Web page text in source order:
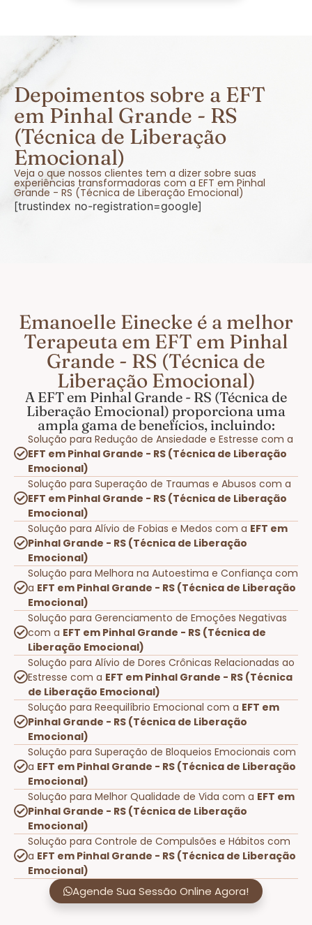
Depoimentos sobre a EFT
em Pinhal Grande - RS
(Técnica de Liberação
Emocional)
Veja o que nossos clientes tem a dizer sobre suas
experiências transformadoras com a EFT em Pinhal
Grande - RS (Técnica de Liberação Emocional)
[trustindex no-registration=google]
Emanoelle Einecke é a melhor
Terapeuta em EFT em Pinhal
Grande - RS (Técnica de
Liberação Emocional)
A EFT em Pinhal Grande - RS (Técnica de
Liberação Emocional) proporciona uma
ampla gama de benefícios, incluindo:
Solução para Redução de Ansiedade e Estresse com a
EFT em Pinhal Grande - RS (Técnica de Liberação
Emocional)
Solução para Superação de Traumas e Abusos com a
EFT em Pinhal Grande - RS (Técnica de Liberação
Emocional)
Solução para Alívio de Fobias e Medos com a EFT em
Pinhal Grande - RS (Técnica de Liberação
Emocional)
Solução para Melhora na Autoestima e Confiança com
a EFT em Pinhal Grande - RS (Técnica de Liberação
Emocional)
Solução para Gerenciamento de Emoções Negativas
com a EFT em Pinhal Grande - RS (Técnica de
Liberação Emocional)
Solução para Alívio de Dores Crônicas Relacionadas ao
Estresse com a EFT em Pinhal Grande - RS (Técnica
de Liberação Emocional)
Solução para Reequilíbrio Emocional com a EFT em
Pinhal Grande - RS (Técnica de Liberação
Emocional)
Solução para Superação de Bloqueios Emocionais com
a EFT em Pinhal Grande - RS (Técnica de Liberação
Emocional)
Solução para Melhor Qualidade de Vida com a EFT em
Pinhal Grande - RS (Técnica de Liberação
Emocional)
Solução para Controle de Compulsões e Hábitos com
a EFT em Pinhal Grande - RS (Técnica de Liberação
Emocional)
Agende Sua Sessão Online Agora!